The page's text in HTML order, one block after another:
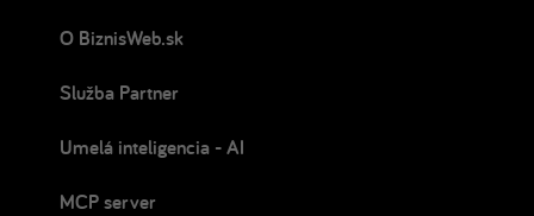
O BiznisWeb.sk
Služba Partner
Umelá inteligencia - AI
MCP server